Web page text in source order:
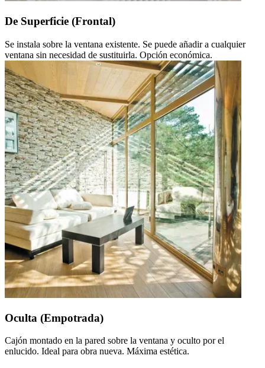
De Superficie (Frontal)
Se instala sobre la ventana existente. Se puede añadir a cualquier
ventana sin necesidad de sustituirla. Opción económica.
Oculta (Empotrada)
Cajón montado en la pared sobre la ventana y oculto por el
enlucido. Ideal para obra nueva. Máxima estética.